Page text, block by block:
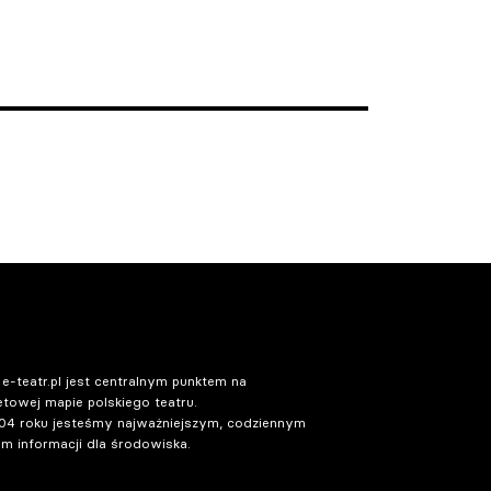
teatr.pl jest centralnym punktem na
mapie polskiego teatru.
roku jesteśmy najważniejszym, codziennym
informacji dla środowiska.